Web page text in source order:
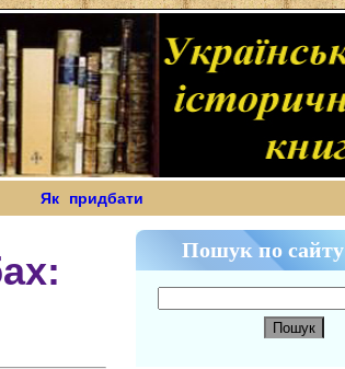
Як придбати
Пошук по сайту